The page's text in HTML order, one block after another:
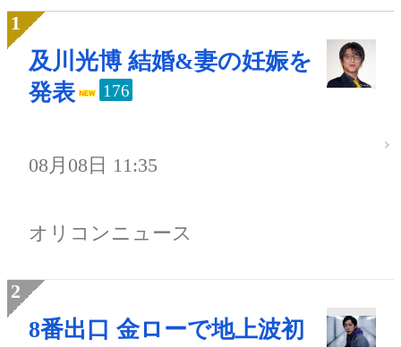
及川光博 結婚&妻の妊娠を
発表
176
08月08日 11:35
オリコンニュース
8番出口 金ローで地上波初